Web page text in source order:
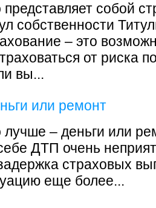
представляет собой
собственности
– это
от риска
вы...
или ремонт
лучше – деньги или
ДТП очень
страховых
еще более...